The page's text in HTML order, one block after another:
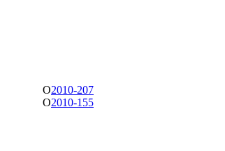
O2010-207
O2010-155